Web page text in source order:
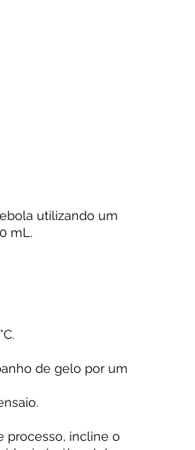
utilizando um
mL.
de gelo por um
processo, incline o